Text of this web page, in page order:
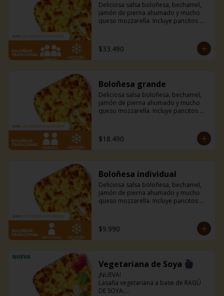
Deliciosa salsa boloñesa, bechamel,
jamón de pierna ahumado y mucho
queso mozzarella. Incluye pancitos
$33.490
Boloñesa grande
Deliciosa salsa boloñesa, bechamel,
jamón de pierna ahumado y mucho
queso mozzarella. Incluye pancitos
$18.490
Boloñesa individual
Deliciosa salsa boloñesa, bechamel,
jamón de pierna ahumado y mucho
queso mozzarella. Incluye pancitos
$9.990
Vegetariana de Soya
¡NUEVA!
Lasaña vegetariana a base de RAGÚ
DE SOYA.